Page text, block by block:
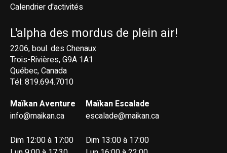
Calendrier d'activités
L'alpha des mordus de plein air!
2206, boul. des Chenaux
Trois-Rivières, G9A 1A1
Québec, Canada
Tél: 819.694.7010
Maïkan Aventure
info@maikan.ca
Dim 12:00 à 17:00
Maïkan Escalade
escalade@maikan.ca
Dim 13:00 à 17:00